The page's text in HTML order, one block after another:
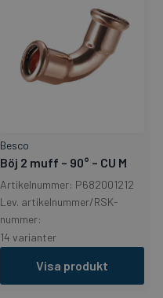
Besco
Böj 2 muff – 90° – CU M
Artikelnummer: P682001212
Lev. artikelnummer/RSK-
nummer:
14 varianter
Visa produkt